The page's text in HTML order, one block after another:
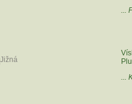
...
...